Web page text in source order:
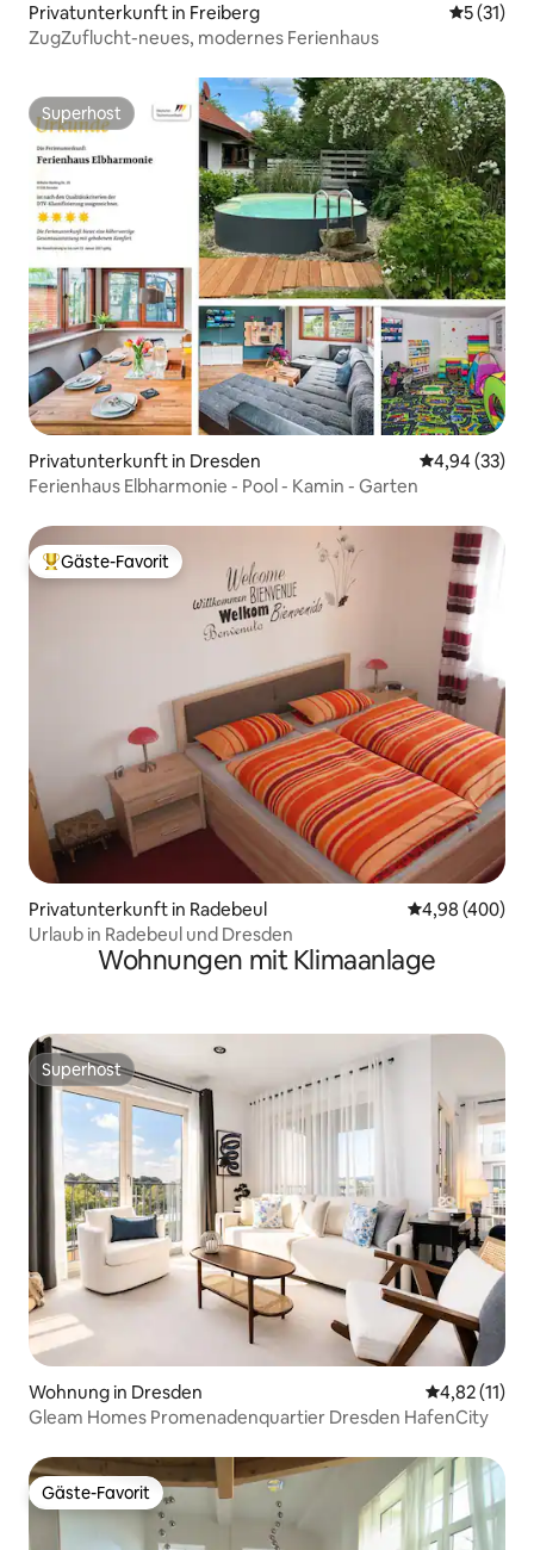
Privatunterkunft in Freiberg
5 (31)
ZugZuflucht-neues, modernes Ferienhaus
Superhost
Superhost
Privatunterkunft in Dresden
4,94 (33)
Ferienhaus Elbharmonie - Pool - Kamin - Garten
Beliebter Gäste-Favorit.
Gäste-Favorit
Privatunterkunft in Radebeul
4,98 (400)
Urlaub in Radebeul und Dresden
Wohnungen mit Klimaanlage
Superhost
Superhost
Wohnung in Dresden
4,82 (11)
Gleam Homes Promenadenquartier Dresden HafenCity
Gäste-Favorit
Gäste-Favorit